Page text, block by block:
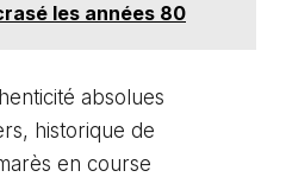
les années 80
absolues
historique de
en course